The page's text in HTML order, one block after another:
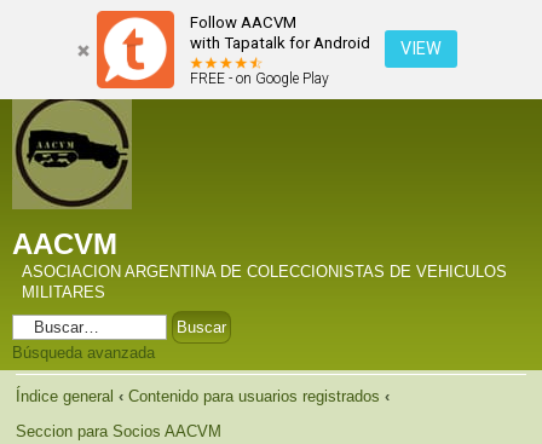
Follow AACVM
with Tapatalk for Android
FREE - on Google Play
VIEW
AACVM
ASOCIACION ARGENTINA DE COLECCIONISTAS DE VEHICULOS
MILITARES
Búsqueda avanzada
Índice general ‹ Contenido para usuarios registrados ‹
Seccion para Socios AACVM